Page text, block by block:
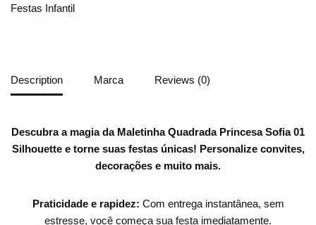
Festas Infantil
Description Marca Reviews (0)
Descubra a magia da Maletinha Quadrada Princesa Sofia 01
Silhouette e torne suas festas únicas! Personalize convites,
decorações e muito mais.
Praticidade e rapidez: Com entrega instantânea, sem
estresse, você começa sua festa imediatamente.